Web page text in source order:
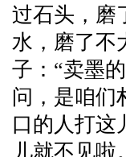
过石头，磨
水，磨了不
子：“卖墨
问，是咱们
口的人打这
儿就不见啦